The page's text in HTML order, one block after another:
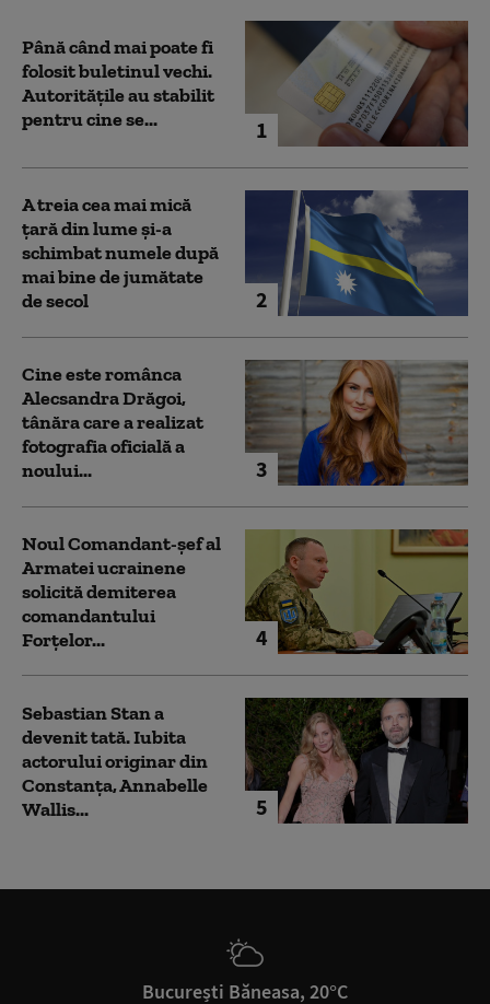
1
Până când mai poate fi
folosit buletinul vechi.
Autoritățile au stabilit
pentru cine se...
2
A treia cea mai mică
țară din lume și-a
schimbat numele după
mai bine de jumătate
de secol
3
Cine este românca
Alecsandra Drăgoi,
tânăra care a realizat
fotografia oficială a
noului...
4
Noul Comandant-șef al
Armatei ucrainene
solicită demiterea
comandantului
Forțelor...
5
Sebastian Stan a
devenit tată. Iubita
actorului originar din
Constanța, Annabelle
Wallis...
București Băneasa, 20°C